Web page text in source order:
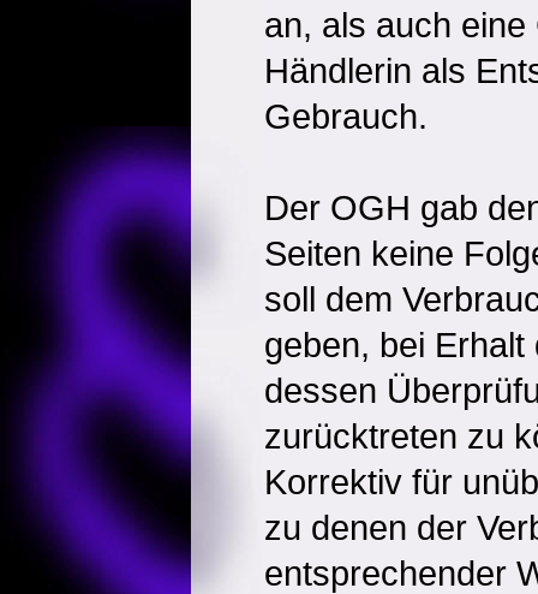
an, als auch
Händlerin als
Gebrauch.
Der OGH gab
Seiten keine
soll dem
geben, bei
dessen
zurücktreten zu
Korrektiv für
zu denen der
entsprechender